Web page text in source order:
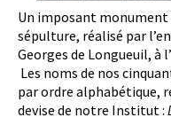
Un imposant monument
sépulture, réalisé par
Georges de Longueuil, à
Les noms de nos
par ordre alphabétique,
devise de notre Institut :